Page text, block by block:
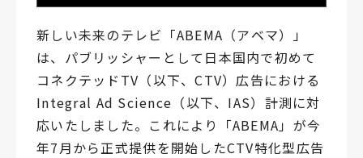
新しい未来のテレビ「ABEMA（アベマ）」
は、パブリッシャーとして日本国内で初めて
コネクテッドTV（以下、CTV）広告における
Integral Ad Science（以下、IAS）計測に対
応いたしました。これにより「ABEMA」が今
年7月から正式提供を開始したCTV特化型広告